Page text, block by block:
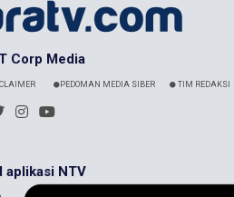
Corp Media
PEDOMAN MEDIA SIBER TIM REDAKSI
aplikasi NTV